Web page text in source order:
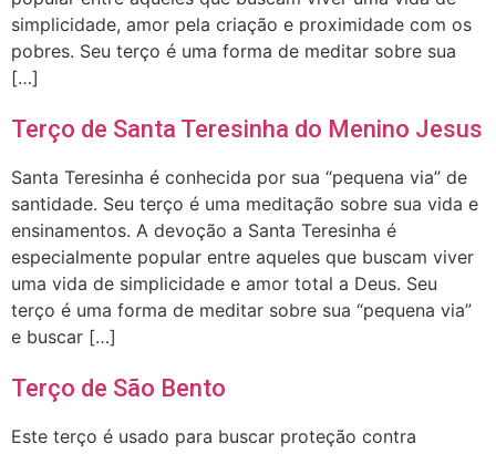
simplicidade, amor pela criação e proximidade com os
pobres. Seu terço é uma forma de meditar sobre sua
[…]
Terço de Santa Teresinha do Menino Jesus
Santa Teresinha é conhecida por sua “pequena via” de
santidade. Seu terço é uma meditação sobre sua vida e
ensinamentos. A devoção a Santa Teresinha é
especialmente popular entre aqueles que buscam viver
uma vida de simplicidade e amor total a Deus. Seu
terço é uma forma de meditar sobre sua “pequena via”
e buscar […]
Terço de São Bento
Este terço é usado para buscar proteção contra